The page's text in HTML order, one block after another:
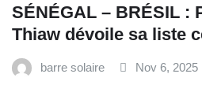
SÉNÉGAL – BRÉSIL :
Thiaw dévoile sa liste
barre solaire Nov 6, 2025